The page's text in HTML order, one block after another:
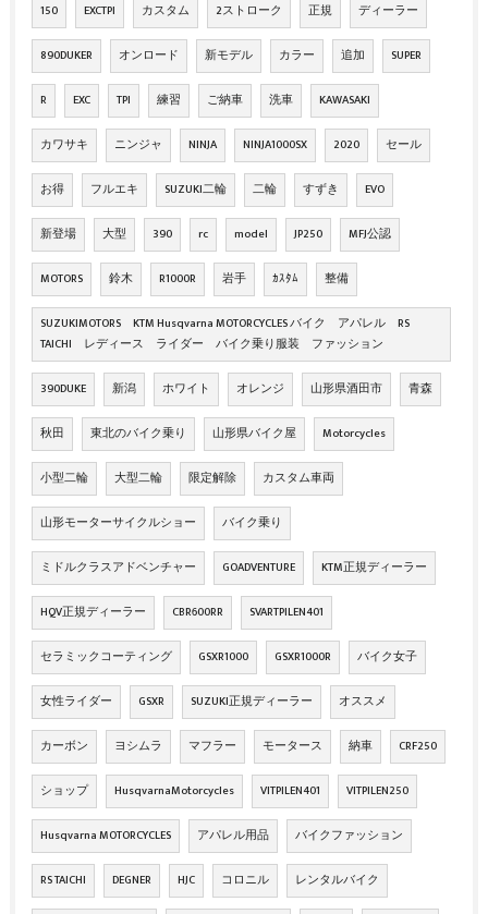
150 EXCTPI カスタム 2ストローク 正規 ディーラー
890DUKER オンロード 新モデル カラー 追加 SUPER
R EXC TPI 練習 ご納車 洗車 KAWASAKI
カワサキ ニンジャ NINJA NINJA1000SX 2020 セール
お得 フルエキ SUZUKI二輪 二輪 すずき EVO
新登場 大型 390 rc model JP250 MFJ公認
MOTORS 鈴木 R1000R 岩手 ｶｽﾀﾑ 整備
SUZUKIMOTORS KTM Husqvarna MOTORCYCLES バイク アパレル RS
TAICHI レディース ライダー バイク乗り服装 ファッション
390DUKE 新潟 ホワイト オレンジ 山形県酒田市 青森
秋田 東北のバイク乗り 山形県バイク屋 Motorcycles
小型二輪 大型二輪 限定解除 カスタム車両
山形モーターサイクルショー バイク乗り
ミドルクラスアドベンチャー GOADVENTURE KTM正規ディーラー
HQV正規ディーラー CBR600RR SVARTPILEN401
セラミックコーティング GSXR1000 GSXR1000R バイク女子
女性ライダー GSXR SUZUKI正規ディーラー オススメ
カーボン ヨシムラ マフラー モータース 納車 CRF250
ショップ HusqvarnaMotorcycles VITPILEN401 VITPILEN250
Husqvarna MOTORCYCLES アパレル用品 バイクファッション
RS TAICHI DEGNER HJC コロニル レンタルバイク